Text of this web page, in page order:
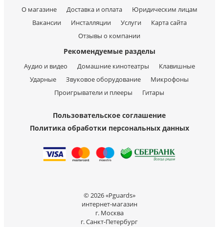
О магазине Доставка и оплата
Юридическим лицам
Вакансии
Инсталляции Услуги
Карта сайта
Отзывы о компании
Рекомендуемые разделы
Аудио и видео Домашние кинотеатры
Клавишные
Ударные
Звуковое оборудование
Микрофоны
Проигрыватели и плееры
Гитары
Пользовательское соглашение
Политика обработки персональных данных
© 2026 «Pguards»
интернет-магазин
г. Москва
г. Санкт-Петербург